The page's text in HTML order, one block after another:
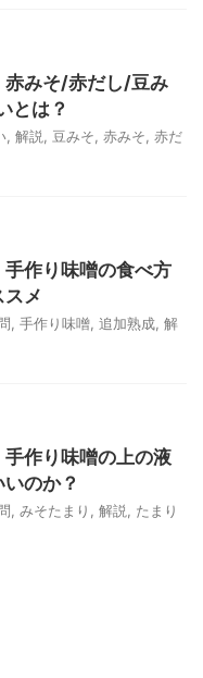
赤みそ/赤だし/豆み
とは？
解説 豆みそ 赤みそ 赤だ
手作り味噌の食べ方
スメ
手作り味噌 追加熟成 解
手作り味噌の上の液
のか？
みそたまり 解説
たまり